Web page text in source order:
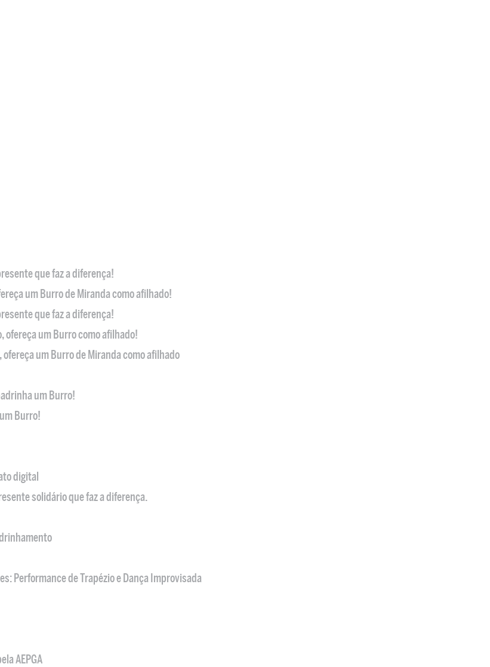
que faz a diferença!
um Burro de Miranda como afilhado!
que faz a diferença!
ofereça um Burro como afilhado!
um Burro de Miranda como afilhado
um Burro!
Burro!
digital
solidário que faz a diferença.
Performance de Trapézio e Dança Improvisada
AEPGA